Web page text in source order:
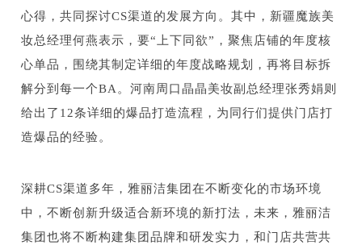
心得，共同探讨CS渠道的发展方向。其中，新疆魔族美
妆总经理何燕表示，要“上下同欲”，聚焦店铺的年度核
心单品，围绕其制定详细的年度战略规划，再将目标拆
解分到每一个BA。河南周口晶晶美妆副总经理张秀娟则
给出了12条详细的爆品打造流程，为同行们提供门店打
造爆品的经验。
深耕CS渠道多年，雅丽洁集团在不断变化的市场环境
中，不断创新升级适合新环境的新打法，未来，雅丽洁
集团也将不断构建集团品牌和研发实力，和门店共营共